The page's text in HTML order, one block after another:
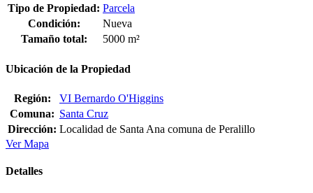
Tipo de Propiedad: Parcela
Condición:
Nueva
Tamaño total:
5000 m²
Ubicación de la Propiedad
Región:
VI Bernardo O'Higgins
Comuna: Santa Cruz
Dirección: Localidad de Santa Ana comuna de Peralillo
Ver Mapa
Detalles